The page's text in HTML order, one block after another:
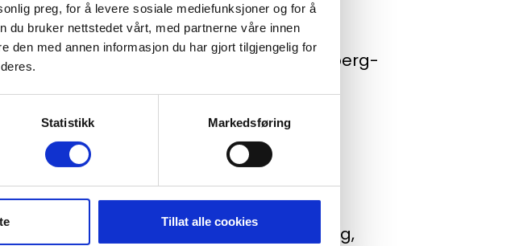
preg, for å levere sosiale mediefunksjoner og for å
du bruker nettstedet vårt, med partnerne våre innen
den med annen informasjon du har gjort tilgjengelig for
Statistikk Markedsføring
Tillat alle cookies
kr 285
servert i briochebrød med Jarlsberg-
255
og soyadressing, servert med kylling,